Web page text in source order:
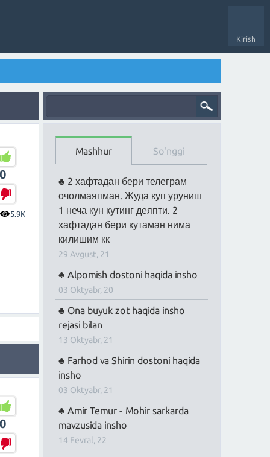
Kirish
0
5.9K
0
Mashhur So'nggi
2 хафтадан бери телеграм
очолмаяпман. Жуда куп уруниш
1 неча кун кутинг деяпти. 2
хафтадан бери кутаман нима
килишим кк
29 Avgust, 21
Alpomish dostoni haqida insho
03 Oktyabr, 20
Ona buyuk zot haqida insho
rejasi bilan
13 Oktyabr, 21
Farhod va Shirin dostoni haqida
insho
03 Oktyabr, 21
Amir Temur - Mohir sarkarda
mavzusida insho
14 Fevral, 22